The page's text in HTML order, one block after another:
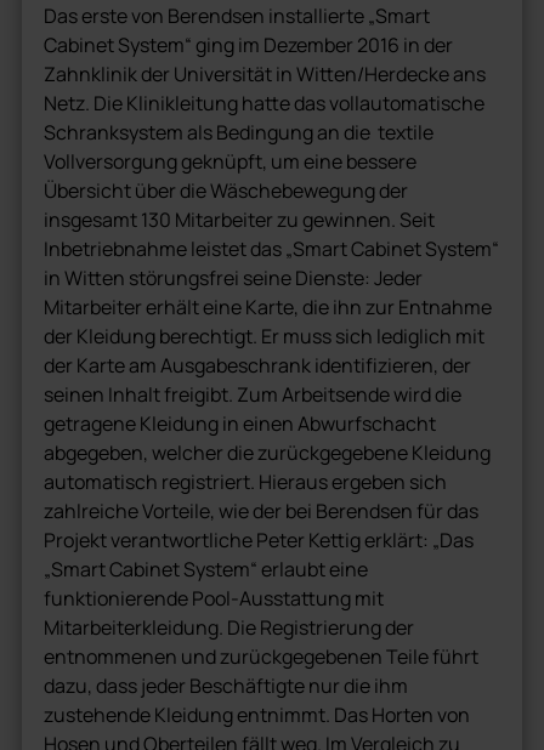
Das erste von Berendsen installierte „Smart
Cabinet System“ ging im Dezember 2016 in der
Zahnklinik der Universität in Witten/Herdecke ans
Netz. Die Klinikleitung hatte das vollautomatische
Schranksystem als Bedingung an die textile
Vollversorgung geknüpft, um eine bessere
Übersicht über die Wäschebewegung der
insgesamt 130 Mitarbeiter zu gewinnen. Seit
Inbetriebnahme leistet das „Smart Cabinet System“
in Witten störungsfrei seine Dienste: Jeder
Mitarbeiter erhält eine Karte, die ihn zur Entnahme
der Kleidung berechtigt. Er muss sich lediglich mit
der Karte am Ausgabeschrank identifizieren, der
seinen Inhalt freigibt. Zum Arbeitsende wird die
getragene Kleidung in einen Abwurfschacht
abgegeben, welcher die zurückgegebene Kleidung
automatisch registriert. Hieraus ergeben sich
zahlreiche Vorteile, wie der bei Berendsen für das
Projekt verantwortliche Peter Kettig erklärt: „Das
„Smart Cabinet System“ erlaubt eine
funktionierende Pool-Ausstattung mit
Mitarbeiterkleidung. Die Registrierung der
entnommenen und zurückgegebenen Teile führt
dazu, dass jeder Beschäftigte nur die ihm
zustehende Kleidung entnimmt. Das Horten von
Hosen und Oberteilen fällt weg. Im Vergleich zu